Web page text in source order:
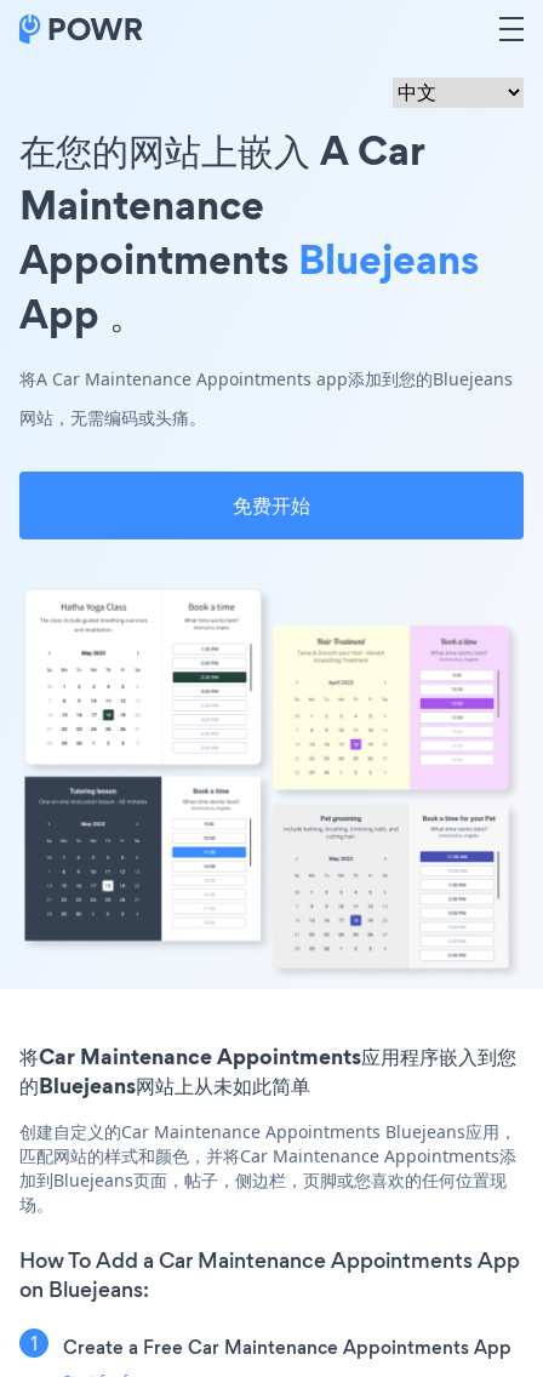
在您的网站上嵌入 A Car
Maintenance
Appointments Bluejeans
App 。
将A Car Maintenance Appointments app添加到您的Bluejeans
网站，无需编码或头痛。
免费开始
将Car Maintenance Appointments应用程序嵌入到您
的Bluejeans网站上从未如此简单
创建自定义的Car Maintenance Appointments Bluejeans应用，
匹配网站的样式和颜色，并将Car Maintenance Appointments添
加到Bluejeans页面，帖子，侧边栏，页脚或您喜欢的任何位置现
场。
How To Add a Car Maintenance Appointments App
on Bluejeans:
Create a Free Car Maintenance Appointments App